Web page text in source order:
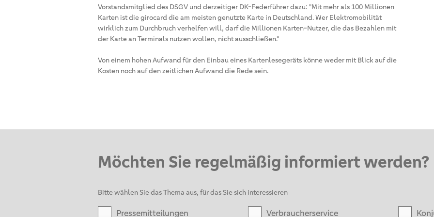
Vorstandsmitglied des DSGV und derzeitiger DK-Federführer dazu: "Mit mehr als 100 Millionen
Karten ist die girocard die am meisten genutzte Karte in Deutschland. Wer Elektromobilität
wirklich zum Durchbruch verhelfen will, darf die Millionen Karten-Nutzer, die das Bezahlen mit
der Karte an Terminals nutzen wollen, nicht ausschließen."
Von einem hohen Aufwand für den Einbau eines Kartenlesegeräts könne weder mit Blick auf die
Kosten noch auf den zeitlichen Aufwand die Rede sein.
Möchten Sie regelmäßig informiert werden?
Bitte wählen Sie das Thema aus, für das Sie sich interessieren
Pressemitteilungen Verbraucherservice